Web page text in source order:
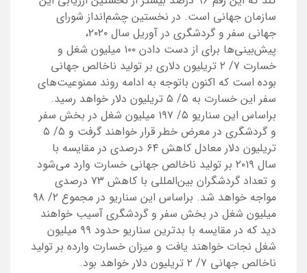
سازمان جهانی است. در نخستین چشم‌انداز شورای
جهانی سفر و گردشگری در آوریل سال ۲۰۲۰،
پیش‌بینی‌ها برای از دست دادن ۱۰۰ میلیون شغل و
خسارت ۷/ ۲ تریلیون دلاری بر تولید ناخالص جهانی
بوده است که اکنون باتوجه به ادامه روند ممنوعیت‌های
سفر این خسارت به ۵/ ۵ تریلیون دلار خواهد رسید.
براساس این سناریو ۵/ ۱۹۷ میلیون شغل در بخش سفر
و گردشگری در معرض خطر قرار خواهند گرفت و ۵/ ۵
تریلیون دلار معادل کاهش ۶۴ درصدی در مقایسه با
سال ۲۰۱۹ بر تولید ناخالص جهانی خسارت وارد می‌شود
و تعداد گردشگران بین‌المللی با کاهش ۷۳ درصدی
مواجه خواهد شد. براساس این سناریو در مجموع ۲/ ۹۸
میلیون شغل در بخش سفر و گردشگری آسیب خواهند
دید که در مقایسه با بدترین سناریو حدود ۹۹ میلیون
شغل نجات خواهند یافت و میزان خسارت وارده بر تولید
ناخالص جهانی ۷/ ۲ تریلیون دلار خواهد بود.